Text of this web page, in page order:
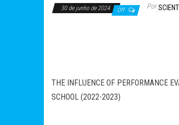
30 de junho de 2024 Off Por
THE INFLUENCE OF PERFORMANCE
SCHOOL (2022-2023)